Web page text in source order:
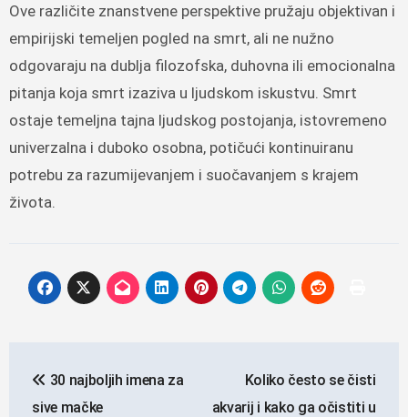
Ove različite znanstvene perspektive pružaju objektivan i
empirijski temeljen pogled na smrt, ali ne nužno
odgovaraju na dublja filozofska, duhovna ili emocionalna
pitanja koja smrt izaziva u ljudskom iskustvu. Smrt
ostaje temeljna tajna ljudskog postojanja, istovremeno
univerzalna i duboko osobna, potičući kontinuiranu
potrebu za razumijevanjem i suočavanjem s krajem
života.
objava
30 najboljih imena za
sive mačke
Koliko često se čisti
akvarij i kako ga očistiti u